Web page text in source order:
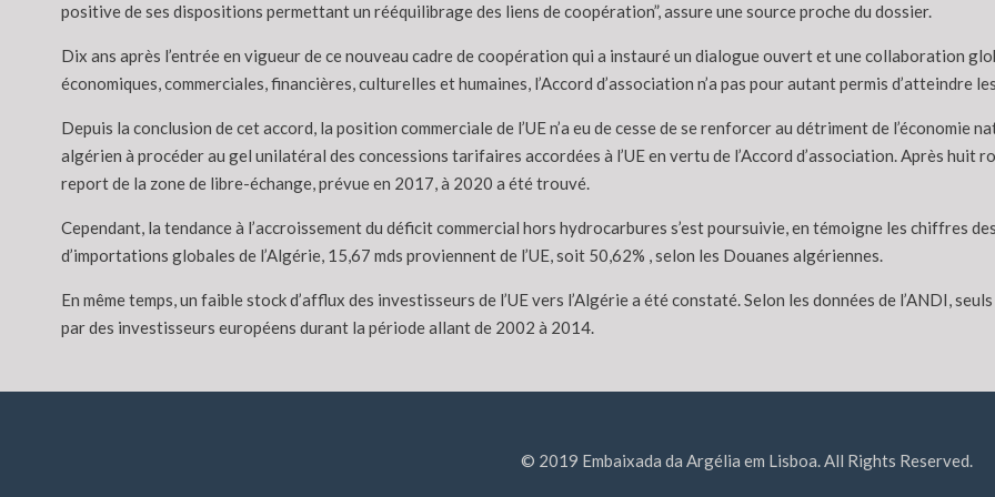
positive de ses dispositions permettant un rééquilibrage des liens de coopération”, assure une source proche du dossier.
Dix ans après l’entrée en vigueur de ce nouveau cadre de coopération qui a instauré un dialogue ouvert et une collaboration
économiques, commerciales, financières, culturelles et humaines, l’Accord d’association n’a pas pour autant permis d’atteindre
Depuis la conclusion de cet accord, la position commerciale de l’UE n’a eu de cesse de se renforcer au détriment de
algérien à procéder au gel unilatéral des concessions tarifaires accordées à l’UE en vertu de l’Accord d’association. Après huit
report de la zone de libre-échange, prévue en 2017, à 2020 a été trouvé.
Cependant, la tendance à l’accroissement du déficit commercial hors hydrocarbures s’est poursuivie, en témoigne les chiffres
d’importations globales de l’Algérie, 15,67 mds proviennent de l’UE, soit 50,62% , selon les Douanes algériennes.
En même temps, un faible stock d’afflux des investisseurs de l’UE vers l’Algérie a été constaté. Selon les données de l’ANDI,
par des investisseurs européens durant la période allant de 2002 à 2014.
© 2019 Embaixada da Argélia em Lisboa. All Rights Reserved.